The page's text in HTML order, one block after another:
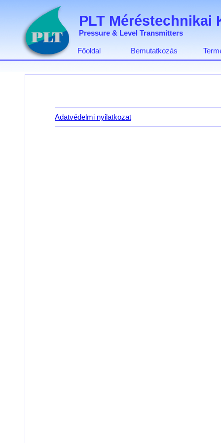
PLT Méréstechnikai
Pressure & Level Transmitters
Főoldal Bemutatkozás
Adatvédelmi nyilatkozat